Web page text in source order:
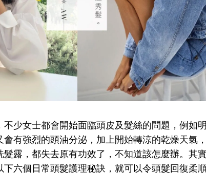
少女士都會開始面臨頭皮及髮絲的問題，例如
有強烈的頭油分泌，加上開始轉涼的乾燥天氣
髮露，都失去原有功效了，不知道該怎麼辦。其
下六個日常頭髮護理秘訣，就可以令頭髮回復柔